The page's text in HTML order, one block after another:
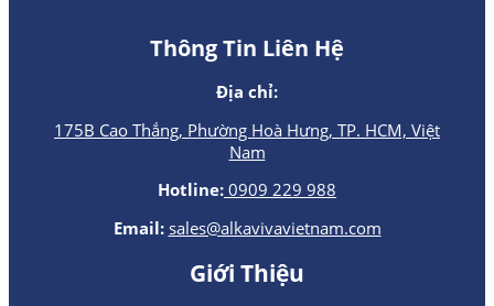
Thông Tin Liên Hệ
Địa chỉ:
175B Cao Thắng, Phường Hoà Hưng, TP. HCM, Việt
Nam
Hotline: 0909 229 988
Email: sales@alkavivavietnam.com
Giới Thiệu